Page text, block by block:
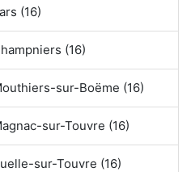
(16)
(16)
sur-Boëme (16)
sur-Touvre (16)
sur-Touvre (16)